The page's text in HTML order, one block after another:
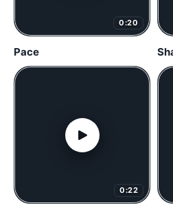
0:20
Pace
0:22